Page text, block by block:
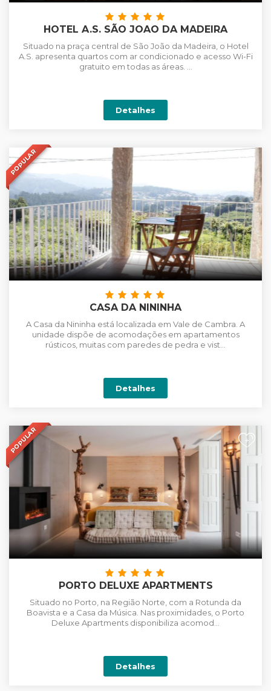
HOTEL A.S. SÃO JOAO DA MADEIRA
Situado na praça central de São João da Madeira, o Hotel
A.S. apresenta quartos com ar condicionado e acesso Wi-Fi
gratuito em todas as áreas. ...
Detalhes
POPULAR
CASA DA NININHA
A Casa da Nininha está localizada em Vale de Cambra. A
unidade dispõe de acomodações em apartamentos
rústicos, muitas com paredes de pedra e vist...
Detalhes
POPULAR +
PORTO DELUXE APARTMENTS
Situado no Porto, na Região Norte, com a Rotunda da
Boavista e a Casa da Música. Nas proximidades, o Porto
Deluxe Apartments disponibiliza acomod...
Detalhes